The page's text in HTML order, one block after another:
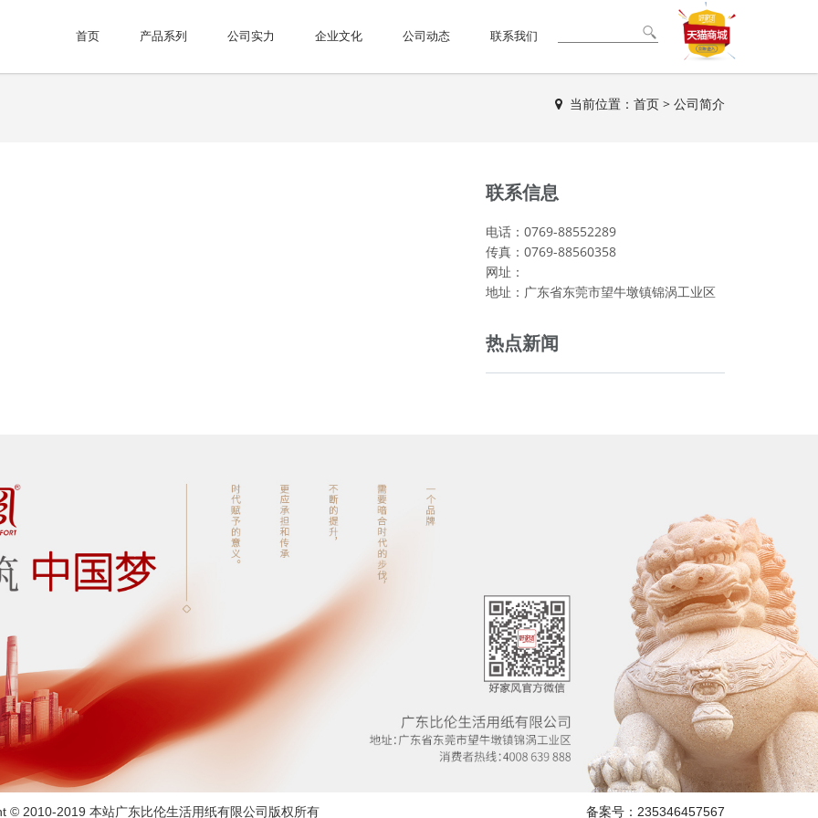
首页 产品系列 公司实力 企业文化 公司动态 联系我们
当前位置： 首页 > 公司简介
联系信息
电话：0769-88552289
传真：0769-88560358
网址：
地址：广东省东莞市望牛墩镇锦涡工业区
热点新闻
© 2010-2019 本站广东比伦生活用纸有限公司版权所有 备案号：235346457567